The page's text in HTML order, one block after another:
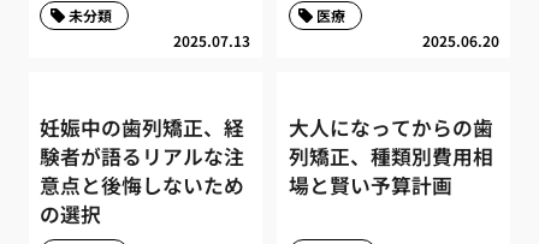
2025.07.13
未分類
2025.06.20
医療
妊娠中の歯列矯正、経
験者が語るリアルな注
意点と後悔しないため
の選択
大人になってからの歯
列矯正、種類別費用相
場と賢い予算計画